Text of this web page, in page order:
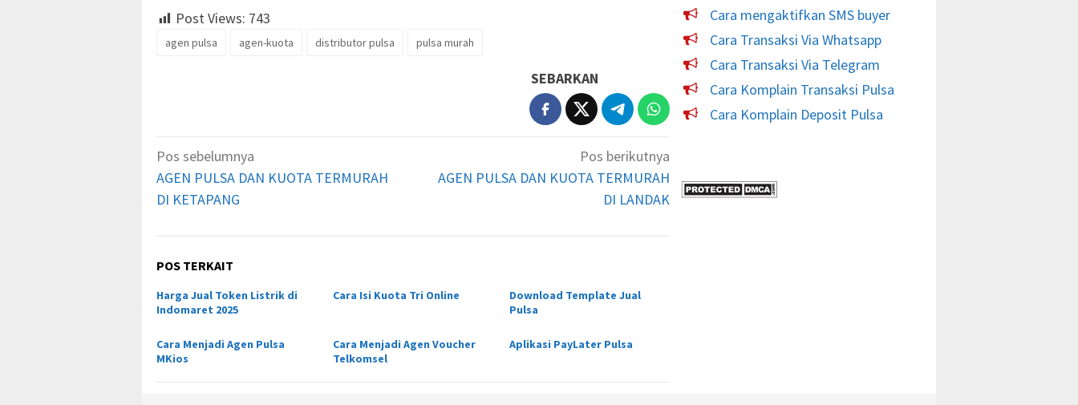
Post Views: 743
agen pulsa agen-kuota distributor pulsa pulsa murah
SEBARKAN
Navigasi
pos
Pos sebelumnya
AGEN PULSA DAN KUOTA TERMURAH
DI KETAPANG
Pos berikutnya
AGEN PULSA DAN KUOTA TERMURAH
DI LANDAK
POS TERKAIT
Harga Jual Token Listrik di
Indomaret 2025
Cara Isi Kuota Tri Online
Download Template Jual
Pulsa
Cara Menjadi Agen Pulsa
MKios
Cara Menjadi Agen Voucher
Telkomsel
Aplikasi PayLater Pulsa
Cara mengaktifkan SMS buyer
Cara Transaksi Via Whatsapp
Cara Transaksi Via Telegram
Cara Komplain Transaksi Pulsa
Cara Komplain Deposit Pulsa